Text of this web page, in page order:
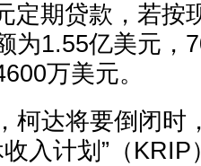
定期贷款，若按
为1.55亿美元，
万美元。
达将要倒闭时
入计划”（